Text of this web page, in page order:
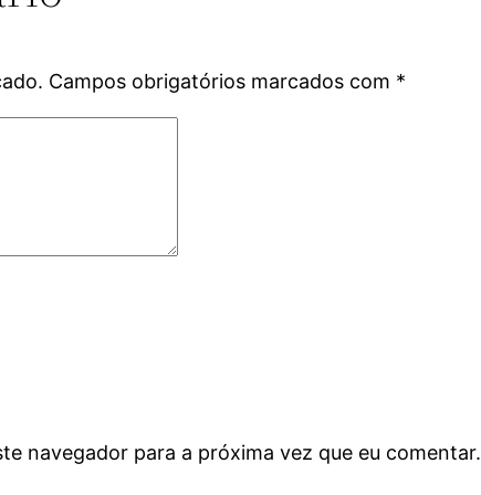
Campos obrigatórios marcados com *
navegador para a próxima vez que eu comentar.